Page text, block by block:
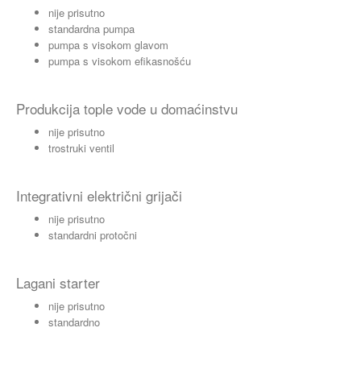
nije prisutno
standardna pumpa
pumpa s visokom glavom
pumpa s visokom efikasnošću
Produkcija tople vode u domaćinstvu
nije prisutno
trostruki ventil
Integrativni električni grijači
nije prisutno
standardni protočni
Lagani starter
nije prisutno
standardno